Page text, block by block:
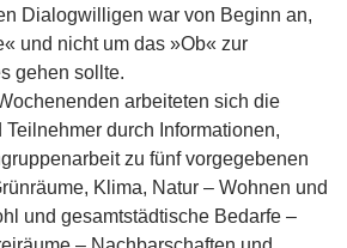
Dialogwilligen war von Beginn an,
und nicht um das »Ob« zur
gehen sollte.
arbeiteten sich die
durch Informationen,
zu fünf vorgegebenen
Klima, Natur – Wohnen und
und gesamtstädtische Bedarfe –